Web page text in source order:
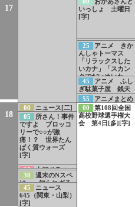
17
18
00
ニュース[二]
[字]
05
所さん！事件
ですよ ブロッコ
リーで○○が激
痛！？ 世界たん
ぱく質ウォーズ
[字]
35
大河ドラマ
「豊臣兄弟！」2分
ダイジェスト
（29）[字]
37 銭形平次PR
38
週末のNスペ
は… 知られざる
核危機 ハルペリ
ン文書の警告[字]
45
ニュース
645（関東・山梨）
[字]
いっしょ 土曜日
[字]
24
あおきいろ
プレイ＆リラック
ス 深呼吸でリラ
ックス 虹の呼吸
[字]
25
アニメ きか
んしゃトーマス
「リラックスした
いカナ」「スカン
クでだいめいわ
く」[二][字]
45
アニメ ふし
ぎ駄菓子屋 銭天
堂「六条教授の新
発明」[字]
55
アニメまとめ
PR 放送中！注目
の3番組ほか[字]
00
第108回全国
高校野球選手権大
会 第4日[多][字]